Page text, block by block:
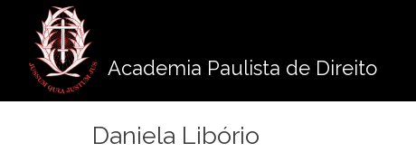
conteúdo
Academia Paulista de Direito
Daniela Libório